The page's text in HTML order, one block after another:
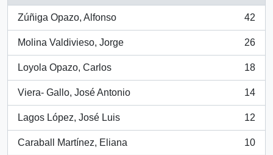
Zúñiga Opazo, Alfonso
, 42 results
42
Molina Valdivieso, Jorge
, 26 results
26
Loyola Opazo, Carlos
, 18 results
18
Viera- Gallo, José Antonio
, 14 results
14
Lagos López, José Luis
, 12 results
12
Caraball Martínez, Eliana
, 10 results
10